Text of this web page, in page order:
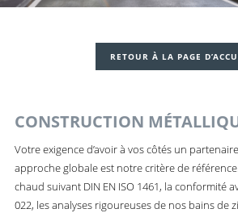
RETOUR À LA PAGE
CONSTRUCTION
Votre exigence d’avoir à vos côtés un
approche globale est notre critère de
chaud suivant DIN EN ISO 1461, la conformité
022, les analyses rigoureuses de nos bains de